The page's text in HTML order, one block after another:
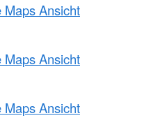
Maps Ansicht
Maps Ansicht
Maps Ansicht